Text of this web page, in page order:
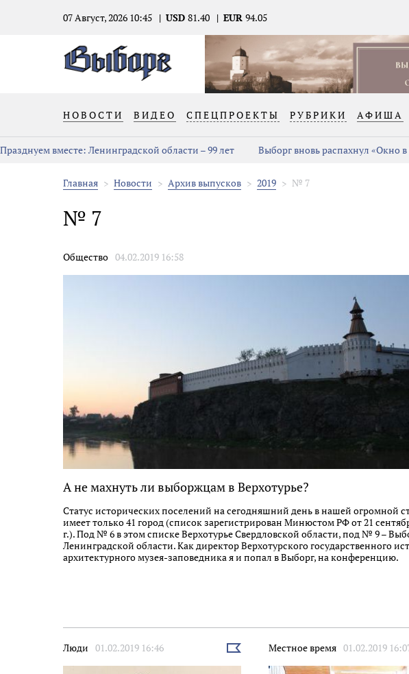
07 Август, 2026 10:45 USD 81.40 EUR 94.05
НОВОСТИ ВИДЕО СПЕЦПРОЕКТЫ РУБРИКИ АФИША
Празднуем вместе: Ленинградской области – 99 лет Выборг вновь распахнул «Окно в
Главная Новости Архив выпусков 2019 № 7
№ 7
Новости
Общество 04.02.2019 16:58
А не махнуть ли выборжцам в Верхотурье?
Статус исторических поселений на сегодняшний день в нашей огромной
имеет только 41 город (список зарегистрирован Минюстом РФ от 21
г.). Под № 6 в этом списке Верхотурье Свердловской области, под № 9 –
Ленинградской области. Как директор Верхотурского государственного
архитектурного музея-заповедника я и попал в Выборг, на конференцию.
Люди 01.02.2019 16:46
Выбрать
Местное время 01.02.2019